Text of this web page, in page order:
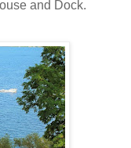
and Dock.